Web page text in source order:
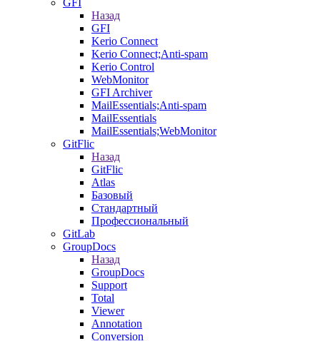
GFI
Назад
GFI
Kerio Connect
Kerio Connect;Anti-spam
Kerio Control
WebMonitor
GFI Archiver
MailEssentials;Anti-spam
MailEssentials
MailEssentials;WebMonitor
GitFlic
Назад
GitFlic
Atlas
Базовый
Стандартный
Профессиональный
GitLab
GroupDocs
Назад
GroupDocs
Support
Total
Viewer
Annotation
Conversion